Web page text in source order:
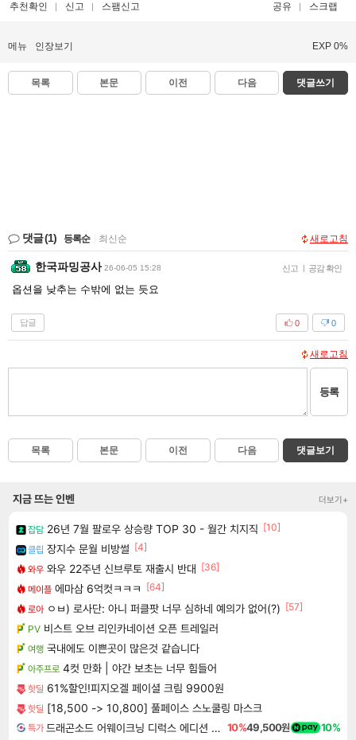
추천확인 신고 스팸신고 공유 스크랩
메뉴 인장보기 EXP 0%
목록 본문 이전 다음 댓글쓰기
댓글(1) 등록순 최신순 새로고침
한국파밍공사 26-06-05 15:28 신고 | 공감 확인
옵션을 낮추는 수밖에 없는 듯요
답글 0
0
새로고침
등록
목록 본문 이전 다음 댓글보기
지금 뜨는 인벤 더보기+
잡담 26년 7월 팔로우 상승량 TOP 30 - 월간 치지직 [10]
클립 장지수 문월 비방썰 [4]
와우 와우 22주년 신브루토 재출시 반대 [36]
메이플 에마삼 6억컷ㅋㅋㅋ
[64]
로아 ㅇㅂ) 로사단: 아니 퍼클팟 너무 심하네 예의가 없어(?) [57]
PV 비스트 오브 리인카네이션 오픈 트레일러
여행 국내에도 이쁜곳이 많은것 같습니다
아주프로 4컷 만화 | 야간 보초는 너무 힘들어
핫딜 61%할인!피지오겔 페이셜 크림 9900원
핫딜 [18,500 -> 10,800] 풀페이스 스노쿨링 마스크
특가 드래곤소드 어웨이크닝 디럭스 에디션 DragonSword Awakening Deluxe Edition 10%49,500원 10%